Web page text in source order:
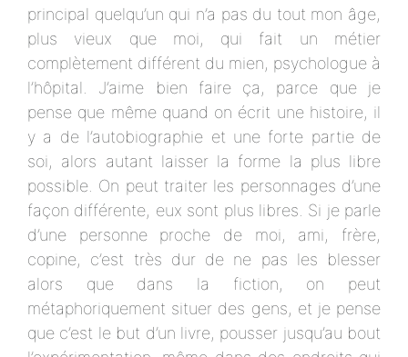
principal quelqu’un qui n’a pas du tout mon âge,
plus vieux que moi, qui fait un métier
complètement différent du mien, psychologue à
l’hôpital. J’aime bien faire ça, parce que je
pense que même quand on écrit une histoire, il
y a de l’autobiographie et une forte partie de
soi, alors autant laisser la forme la plus libre
possible. On peut traiter les personnages d’une
façon différente, eux sont plus libres. Si je parle
d’une personne proche de moi, ami, frère,
copine, c’est très dur de ne pas les blesser
alors que dans la fiction, on peut
métaphoriquement situer des gens, et je pense
que c’est le but d’un livre, pousser jusqu’au bout